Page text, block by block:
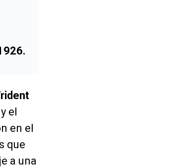
el
en el
que
a una